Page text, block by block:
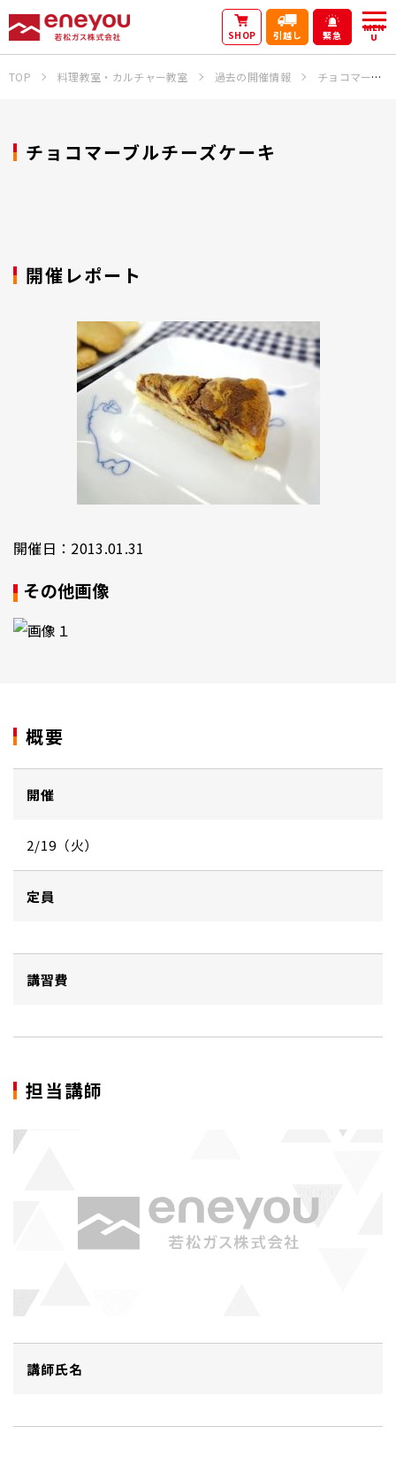
SHOP 引越し 緊急
MEN
U
TOP 料理教室・カルチャー教室 過去の開催情報 チョコマーブルチーズケーキ
チョコマーブルチーズケーキ
開催レポート
開催日：2013.01.31
その他画像
概要
開催
2/19（火）
定員
講習費
担当講師
講師氏名